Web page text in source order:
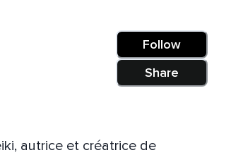
Follow
Share
autrice et créatrice de